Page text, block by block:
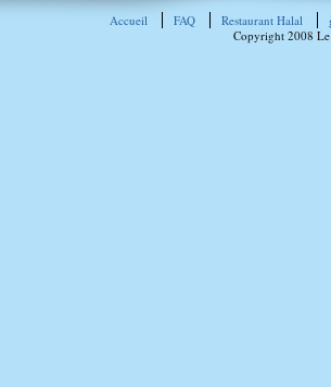
Accueil FAQ Restaurant Halal
Copyright 2008